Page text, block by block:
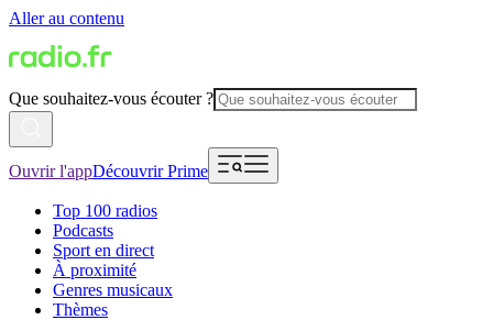
Aller au contenu
Que souhaitez-vous écouter ?
Ouvrir l'appDécouvrir Prime
Top 100 radios
Podcasts
Sport en direct
À proximité
Genres musicaux
Thèmes